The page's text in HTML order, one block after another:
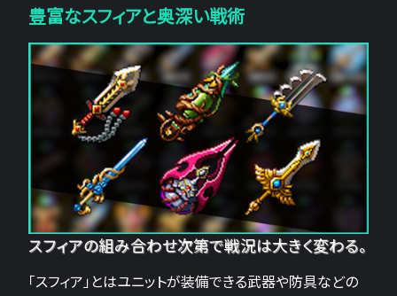
豊富なスフィアと奥深い戦術
スフィアの組み合わせ次第で戦況は大きく変わる。
「スフィア」とはユニットが装備できる武器や防具などの